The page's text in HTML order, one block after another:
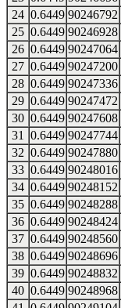
24 0.6449 90246792
25 0.6449 90246928
26 0.6449 90247064
27 0.6449 90247200
28 0.6449 90247336
29 0.6449 90247472
30 0.6449 90247608
31
0.6449 90247744
32 0.6449 90247880
33 0.6449 90248016
34 0.6449 90248152
35 0.6449 90248288
36 0.6449 90248424
37 0.6449 90248560
38 0.6449 90248696
39 0.6449 90248832
40 0.6449 90248968